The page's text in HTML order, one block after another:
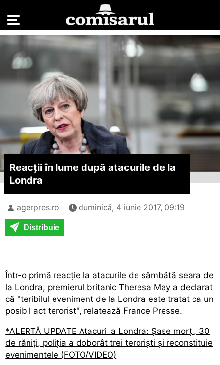
Reacții în lume după atacurile de la
Londra
agerpres.ro duminică, 4 iunie 2017, 09:19
Distribuie
Într-o primă reacție la atacurile de sâmbătă seara de
la Londra, premierul britanic Theresa May a declarat
că "teribilul eveniment de la Londra este tratat ca un
posibil act terorist", relatează France Presse.
*ALERTĂ UPDATE Atacuri la Londra: Șase morți, 30
de răniți, poliția a doborât trei teroriști și reconstituie
evenimentele (FOTO/VIDEO)